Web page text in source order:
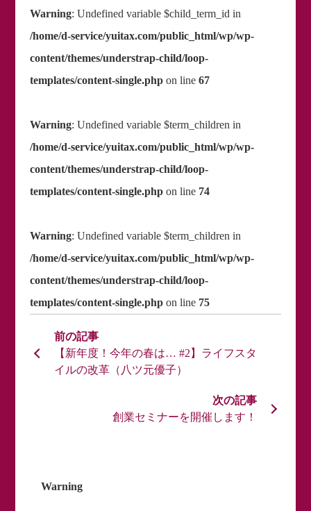
Warning: Undefined variable $child_term_id in
/home/d-service/yuitax.com/public_html/wp/wp-
content/themes/understrap-child/loop-
templates/content-single.phpon line 67
Warning: Undefined variable $term_children in
/home/d-service/yuitax.com/public_html/wp/wp-
content/themes/understrap-child/loop-
templates/content-single.phpon line 74
Warning: Undefined variable $term_children in
/home/d-service/yuitax.com/public_html/wp/wp-
content/themes/understrap-child/loop-
templates/content-single.phpon line 75
【新年度！今年の春は… #2】ライフスタ
イルの改革（八ツ元優子）
Warning
創業セミナーを開催します！